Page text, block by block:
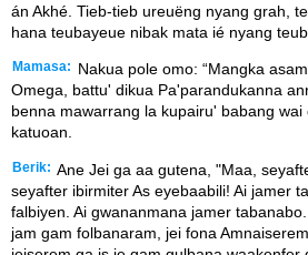
án Akhé. Tieb-tieb ureuëng nyang grah,
hana teubayeue nibak mata ié nyang
Mamasa:
Nakua pole omo: “Mangka
Omega, battu' dikua Pa'parandukanna
benna mawarrang la kupairu' babang
katuoan.
Berik: Ane Jei ga aa gutena, "Maa,
seyafter ibirmiter As eyebaabili! Ai jamer
falbiyen. Ai gwananmana jamer
jam gam folbanaram, jei fona